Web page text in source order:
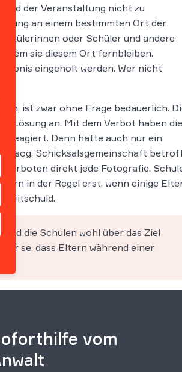
der Veranstaltung nicht zu
an einem bestimmten Ort der
oder Schüler und andere
sie diesem Ort fernbleiben.
eingeholt werden. Wer nicht
ist zwar ohne Frage bedauerlich.
Lösung an. Mit dem Verbot haben die
reagiert. Denn hätte auch nur ein
sog. Schicksalsgemeinschaft
verboten direkt jede Fotografie.
in der Regel erst, wenn einige
Mitschuld.
die Schulen wohl über das Ziel
se, dass Eltern während einer
vom